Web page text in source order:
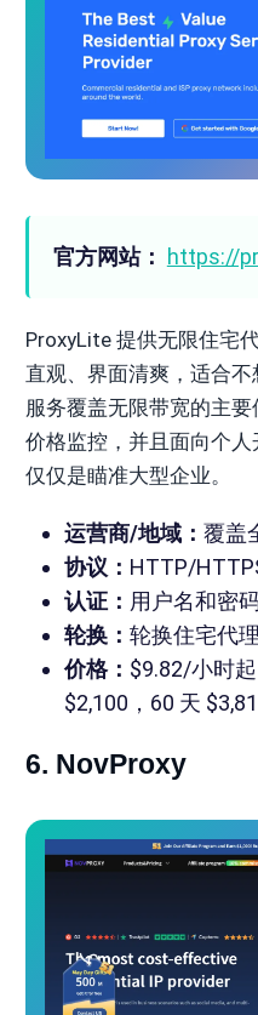
官方网站： https://
ProxyLite 提供无限住宅
直观、界面清爽，适合
服务覆盖无限带宽的主
价格监控，并且面向个
仅仅是瞄准大型企业。
运营商/地域： 覆盖
协议： HTTP/
认证： 用户名和密码
轮换： 轮换住宅代
价格： $9.82/小时
$2,100，60 天
6. NovProxy